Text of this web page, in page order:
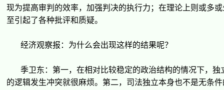
现为提高审判的效率，加强判决的执行力；在理论上则 或多
至引起了各种批评和质疑。
经济观察报 ： 为什么会出现这样的结果呢？
季卫东 ：第一，在相对比较稳定的政治结构的情况下，独
的逻辑发生冲突就很麻烦。第二，司法独立本身也不是无条